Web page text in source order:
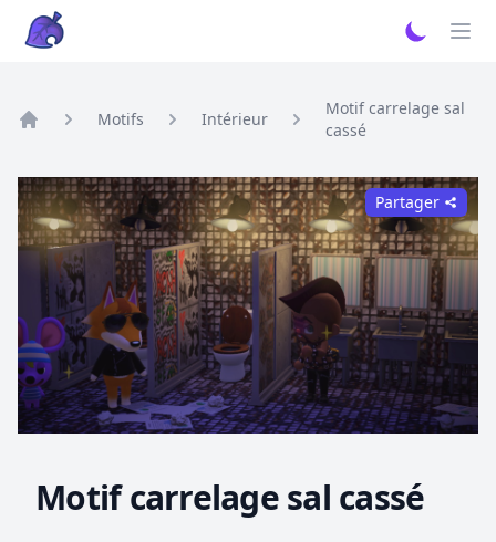
Motifs Intérieur
Motif carrelage sal
cassé
Partager
Motif carrelage sal cassé